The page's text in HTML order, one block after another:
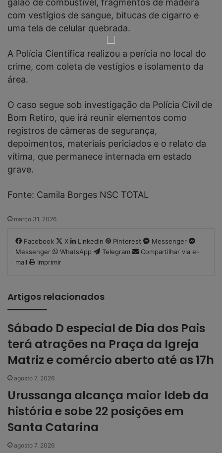
galão de combustível, fragmentos de madeira
com vestígios de sangue, bitucas de cigarro e
uma tela de celular quebrada.
A Polícia Científica realizou a perícia no local do
crime, com coleta de vestígios e isolamento da
área.
O caso segue sob investigação da Polícia Civil de
Bom Retiro, que irá reunir elementos como
registros de câmeras de segurança,
depoimentos, materiais periciados e o relato da
vítima, que permanece internada em estado
grave.
Fonte: Camila Borges NSC TOTAL
março 31, 2026
Facebook X Linkedin Pinterest
Messenger
Messenger
WhatsApp Telegram
Compartilhar via e-
mail
Imprimir
Artigos relacionados
Sábado D especial de Dia dos Pais
terá atrações na Praça da Igreja
Matriz e comércio aberto até as 17h
agosto 7, 2026
Urussanga alcança maior Ideb da
história e sobe 22 posições em
Santa Catarina
agosto 7, 2026